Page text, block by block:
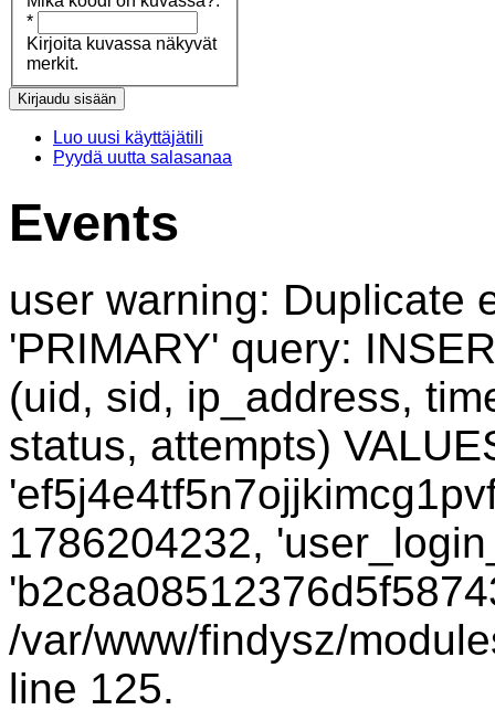
*
Kirjoita kuvassa näkyvät
merkit.
Luo uusi käyttäjätili
Pyydä uutta salasanaa
Events
user warning: Duplicate
'PRIMARY' query:
(uid, sid, ip_address,
status, attempts)
1786204232,
/var/www/findysz/
line 125.